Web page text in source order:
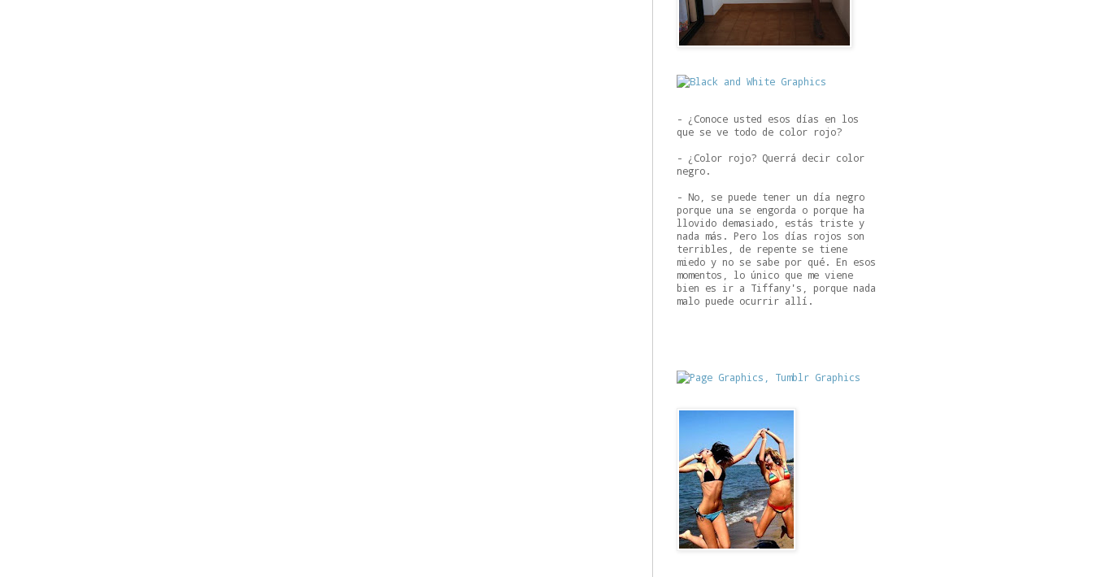
- ¿Conoce usted esos días en los
que se ve todo de color rojo?
- ¿Color rojo? Querrá decir color
negro.
- No, se puede tener un día negro
porque una se engorda o porque ha
llovido demasiado, estás triste y
nada más. Pero los días rojos son
terribles, de repente se tiene
miedo y no se sabe por qué. En esos
momentos, lo único que me viene
bien es ir a Tiffany's, porque nada
malo puede ocurrir allí.